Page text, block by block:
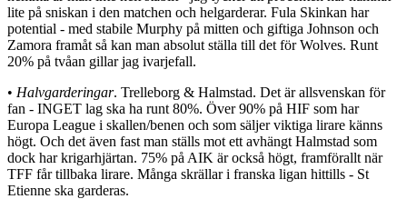
lite på sniskan i den matchen och helgarderar. Fula Skinkan har
potential - med stabile Murphy på mitten och giftiga Johnson och
Zamora framåt så kan man absolut ställa till det för Wolves. Runt
20% på tvåan gillar jag ivarjefall.
• Halvgarderingar. Trelleborg & Halmstad. Det är allsvenskan för
fan - INGET lag ska ha runt 80%. Över 90% på HIF som har
Europa League i skallen/benen och som säljer viktiga lirare känns
högt. Och det även fast man ställs mot ett avhängt Halmstad som
dock har krigarhjärtan. 75% på AIK är också högt, framförallt när
TFF får tillbaka lirare. Många skrällar i franska ligan hittills - St
Etienne ska garderas.